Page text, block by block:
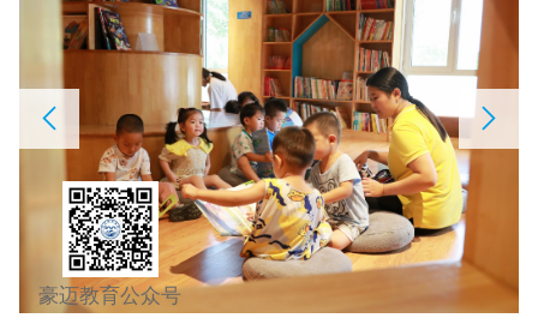
豪迈教育公众号